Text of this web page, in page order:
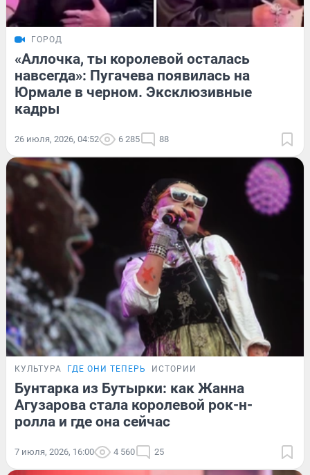
ГОРОД
«Аллочка, ты королевой осталась
навсегда»: Пугачева появилась на
Юрмале в черном. Эксклюзивные
кадры
26 июля, 2026, 04:52 6 285 88
КУЛЬТУРА ГДЕ ОНИ ТЕПЕРЬ ИСТОРИИ
Бунтарка из Бутырки: как Жанна
Агузарова стала королевой рок-н-
ролла и где она сейчас
7 июля, 2026, 16:00 4 560 25